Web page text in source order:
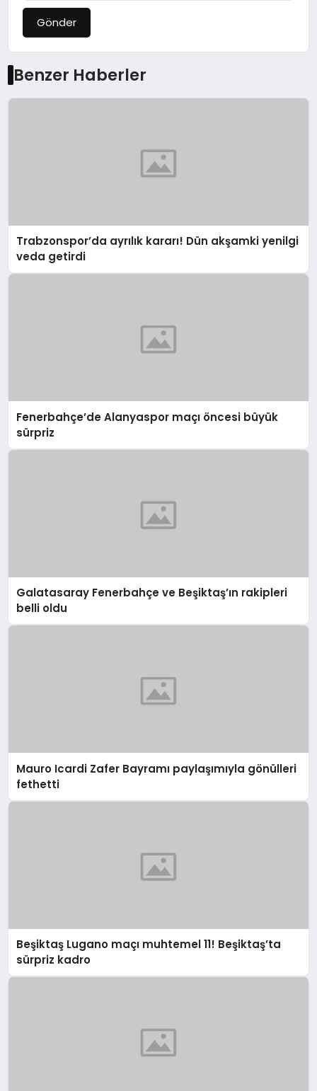
Gönder
Benzer Haberler
Trabzonspor’da ayrılık kararı! Dün akşamki yenilgi
veda getirdi
Fenerbahçe’de Alanyaspor maçı öncesi büyük
sürpriz
Galatasaray Fenerbahçe ve Beşiktaş’ın rakipleri
belli oldu
Mauro Icardi Zafer Bayramı paylaşımıyla gönülleri
fethetti
Beşiktaş Lugano maçı muhtemel 11! Beşiktaş’ta
sürpriz kadro